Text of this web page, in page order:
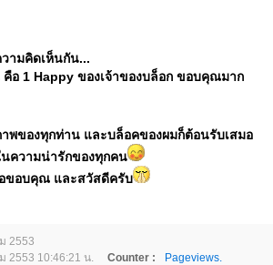
ามคิดเห็นกัน...
อ 1 Happy ของเจ้าของบล็อก ขอบคุณมาก
พของทุกท่าน และบล็อคของผมก็ต้อนรับเสมอ
ความน่ารักของทุกคน
ขอบคุณ และสวัสดีครับ
2553
2553 10:46:21 น. Counter :
Pageviews.